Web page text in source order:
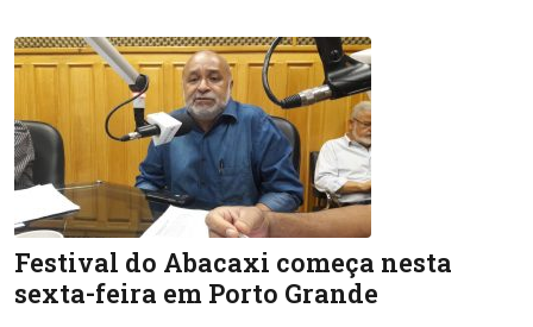
Festival do Abacaxi começa nesta
sexta-feira em Porto Grande